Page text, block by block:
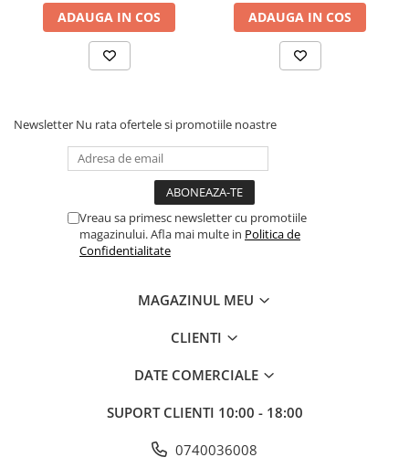
Cabluri de Alimentare
Case-uri de lumini
Comenzi si controllere
Lasere
Masini de fum si ceata
Par Led si Pinspot
Proiectoare
Stative si schela lumini
Instrumente de percutie
ADAUGA IN COS ADAUGA IN COS
Newsletter Nu rata ofertele si promotiile noastre
Vreau sa primesc newsletter cu promotiile
magazinului. Afla mai multe in Politica de
Confidentialitate
MAGAZINUL MEU
CLIENTI
DATE COMERCIALE
SUPORT CLIENTI 10:00 - 18:00
0740036008